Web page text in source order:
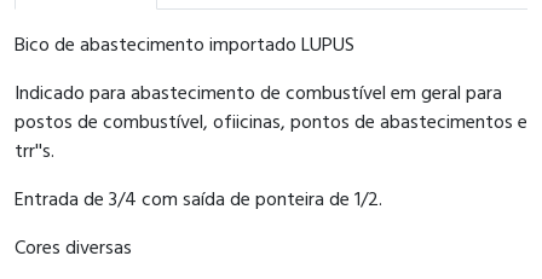
Bico de abastecimento importado LUPUS
Indicado para abastecimento de combustível em geral para
postos de combustível, ofiicinas, pontos de abastecimentos e
trr''s.
Entrada de 3/4 com saída de ponteira de 1/2.
Cores diversas